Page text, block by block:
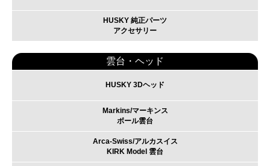
HUSKY 純正パーツ
アクセサリー
雲台・ヘッド
HUSKY 3Dヘッド
Markins/マーキンス
ボール雲台
Arca-Swiss/アルカスイス
KIRK Model 雲台